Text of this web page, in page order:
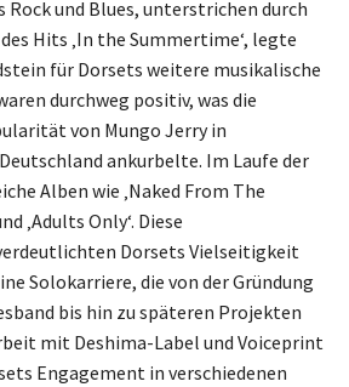
Rock und Blues, unterstrichen durch
Hits ‚In the Summertime‘, legte
für Dorsets weitere musikalische
durchweg positiv, was die
von Mungo Jerry in
ankurbelte. Im Laufe der
Alben wie ‚Naked From The
‚Adults Only‘. Diese
Dorsets Vielseitigkeit
Solokarriere, die von der Gründung
bis hin zu späteren Projekten
mit Deshima-Label und Voiceprint
Engagement in verschiedenen